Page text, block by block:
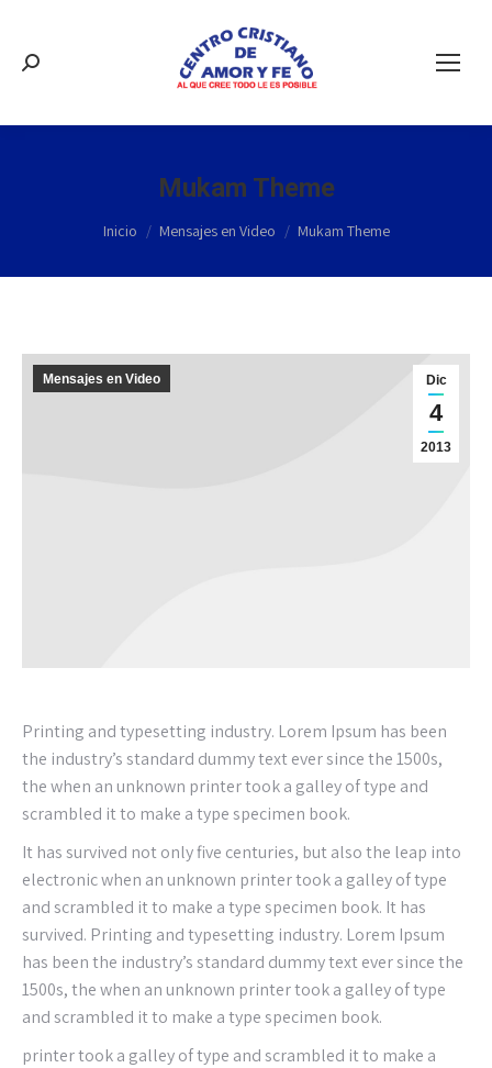
Buscar:
Mukam Theme
Estás aquí:
Inicio Mensajes en Video Mukam Theme
Dic
4
2013
Mensajes en Video
Printing and typesetting industry. Lorem Ipsum has been
the industry’s standard dummy text ever since the 1500s,
the when an unknown printer took a galley of type and
scrambled it to make a type specimen book.
It has survived not only five centuries, but also the leap into
electronic when an unknown printer took a galley of type
and scrambled it to make a type specimen book. It has
survived. Printing and typesetting industry. Lorem Ipsum
has been the industry’s standard dummy text ever since the
1500s, the when an unknown printer took a galley of type
and scrambled it to make a type specimen book.
printer took a galley of type and scrambled it to make a